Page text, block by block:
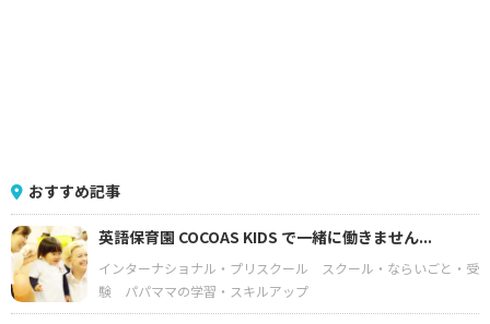
おすすめ記事
英語保育園 COCOAS KIDS で一緒に働きません...
インターナショナル・プリスクール
スクール・ならいごと・受
験
パパママの学習・スキルアップ